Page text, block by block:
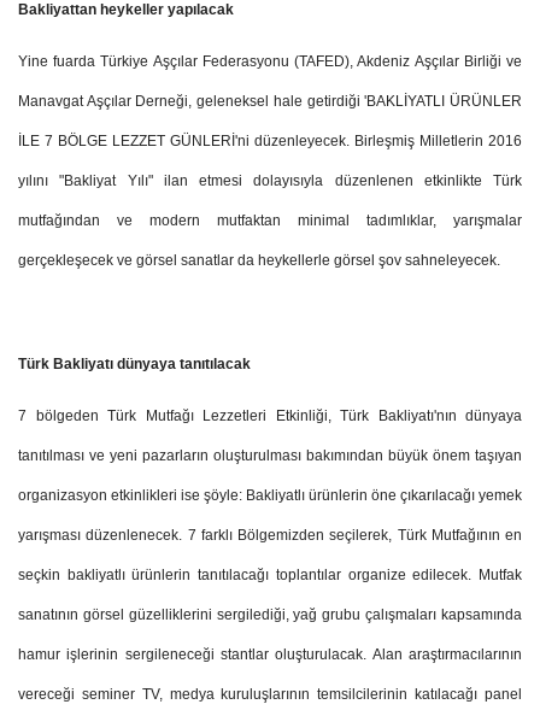
Bakliyattan heykeller yapılacak
Yine fuarda Türkiye Aşçılar Federasyonu (TAFED), Akdeniz Aşçılar Birliği ve
Manavgat Aşçılar Derneği, geleneksel hale getirdiği 'BAKLİYATLI ÜRÜNLER
İLE 7 BÖLGE LEZZET GÜNLERİ'ni düzenleyecek. Birleşmiş Milletlerin 2016
yılını "Bakliyat Yılı" ilan etmesi dolayısıyla düzenlenen etkinlikte Türk
mutfağından ve modern mutfaktan minimal tadımlıklar, yarışmalar
gerçekleşecek ve görsel sanatlar da heykellerle görsel şov sahneleyecek.
Türk Bakliyatı dünyaya tanıtılacak
7 bölgeden Türk Mutfağı Lezzetleri Etkinliği, Türk Bakliyatı'nın dünyaya
tanıtılması ve yeni pazarların oluşturulması bakımından büyük önem taşıyan
organizasyon etkinlikleri ise şöyle: Bakliyatlı ürünlerin öne çıkarılacağı yemek
yarışması düzenlenecek. 7 farklı Bölgemizden seçilerek, Türk Mutfağının en
seçkin bakliyatlı ürünlerin tanıtılacağı toplantılar organize edilecek. Mutfak
sanatının görsel güzelliklerini sergilediği, yağ grubu çalışmaları kapsamında
hamur işlerinin sergileneceği stantlar oluşturulacak. Alan araştırmacılarının
vereceği seminer TV, medya kuruluşlarının temsilcilerinin katılacağı panel